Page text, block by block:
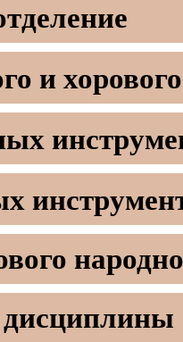
и
дисциплины